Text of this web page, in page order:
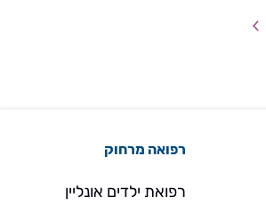
רפואה מרחוק
רפואת ילדים אונליין